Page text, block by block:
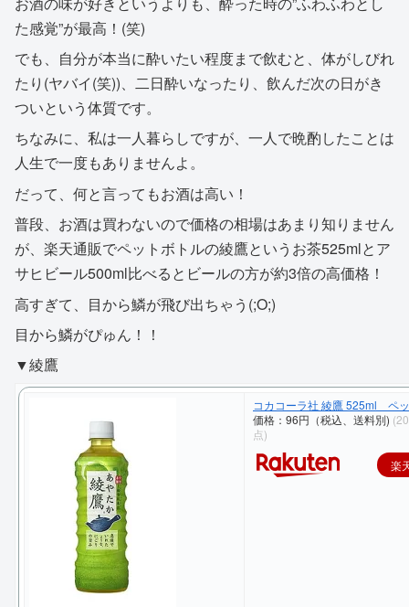
た感覚”が最高！(笑)
でも、自分が本当に酔いたい程度まで飲むと、体がしびれ
たり(ヤバイ(笑))、二日酔いなったり、飲んだ次の日がき
ついという体質です。
ちなみに、私は一人暮らしですが、一人で晩酌したことは
人生で一度もありませんよ。
だって、何と言ってもお酒は高い！
普段、お酒は買わないので価格の相場はあまり知りません
が、楽天通販でペットボトルの綾鷹というお茶525mlとア
サヒビール500ml比べるとビールの方が約3倍の高価格！
高すぎて、目から鱗が飛び出ちゃう(;O;)
目から鱗がぴゅん！！
▼綾鷹
コカコーラ社 綾鷹 525ml ペ
価格：96円（税込、送料別)
点)
楽